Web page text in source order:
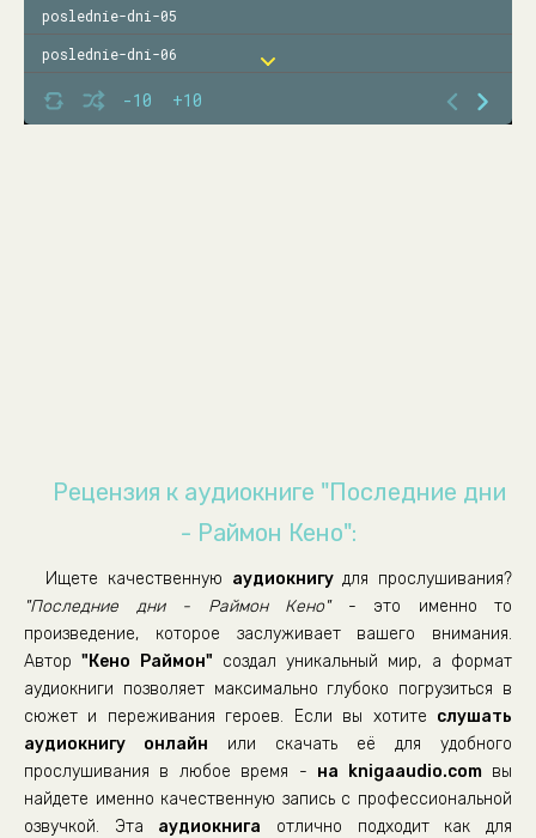
-10 +10
poslednie-dni-05
poslednie-dni-06
poslednie-dni-07
poslednie-dni-08
poslednie-dni-20
poslednie-dni-21
poslednie-dni-22
poslednie-dni-24
Рецензия к аудиокниге "Последние дни
- Раймон Кено":
Ищете качественную аудиокнигудля прослушивания?
"Последние дни - Раймон Кено"- это именно то
произведение, которое заслуживает вашего внимания.
Автор"Кено Раймон" создал уникальный мир, а формат
аудиокниги позволяет максимально глубоко погрузиться в
сюжет и переживания героев. Если вы хотите слушать
аудиокнигу онлайн или скачать её для удобного
прослушивания в любое время - на knigaaudio.comвы
найдете именно качественную запись с профессиональной
озвучкой. Эта аудиокнига отлично подходит как для